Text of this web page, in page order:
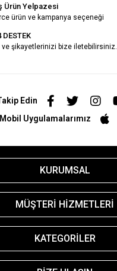
Ürün Yelpazesi
ürün ve kampanya seçeneği
DESTEK
ve şikayetlerinizi bize iletebilirsiniz.
Edin
Mobil Uygulamalarımız
KURUMSAL
MÜŞTERİ HİZMETLERİ
KATEGORİLER